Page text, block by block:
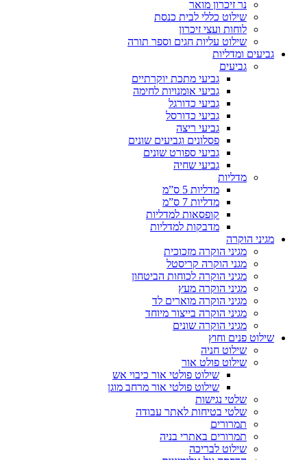
נר זיכרון מואר
שילוט כללי לבית כנסת
לוחות ועצי זיכרון
שילוט עליות חגים וספר תורה
גביעים ומדליות
גביעים
גביעי מתכת יוקרתיים
גביעי אומנויות לחימה
גביעי כדורגל
גביעי כדורסל
גביעי ריצה
פסלונים וגביעים שונים
גביעי ספורט שונים
גביעי שחיה
מדליות
מדליות 5 ס”מ
מדליות 7 ס”מ
קופסאות למדליות
מדבקות למדליות
מגיני הוקרה
מגיני הוקרה מזכוכית
מגני הוקרה קריסטל
מגיני הוקרה לכוחות הביטחון
מגיני הוקרה מעץ
מגיני הוקרה מוארים לד
מגיני הוקרה בייצור מיוחד
מגיני הוקרה שונים
שילוט פנים וחוץ
שילוט חניה
שילוט פולט אור
שילוט פולטי אור כיבוי אש
שילוט פולטי אור מרחב מוגן
שלטי נגישות
שלטי בטיחות לאתר עבודה
תמרורים
תמרורים באתרי בניה
שילוט לבריכה